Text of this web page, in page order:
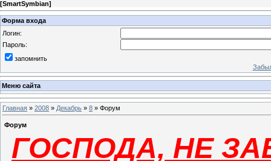
[SmartSymbian]
Форма входа
Логин:
Пароль:
запомнить
Меню сайта
Главная » 2008 » Декабрь » 8 » Форум
Форум
ГОСПОДА, НЕ